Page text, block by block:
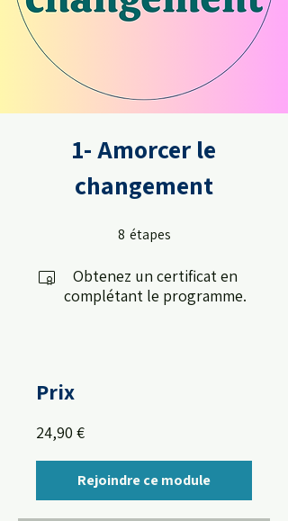
1- Amorcer le
changement
8 étapes
Obtenez un certificat en
complétant le programme.
Prix
24,90 €
Rejoindre ce module